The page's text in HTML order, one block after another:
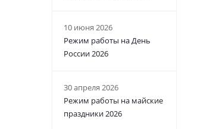
10 июня 2026
Режим работы на День
России 2026
30 апреля 2026
Режим работы на майские
праздники 2026